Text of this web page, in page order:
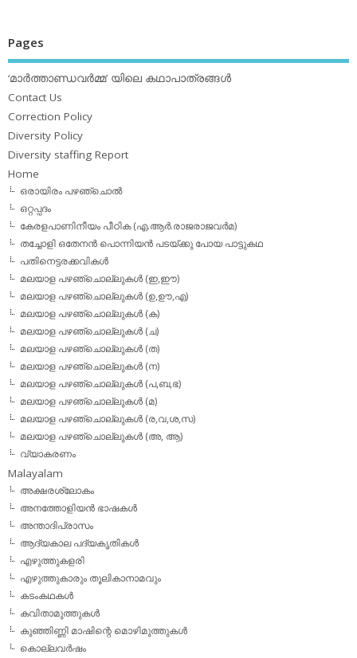
Pages
‘മാര്‍ത്താണ്ഡവര്‍മ്മ’ യിലെ കഥാപാത്രങ്ങള്‍
Contact Us
Correction Policy
Diversity Policy
Diversity staffing Report
Home
ഒരായിരം പഴഞ്ചൊല്‍
ഒറ്റപ്പദം
കേരളപാണിനീയം പീഠിക (എ.ആര്‍.രാജരാജവര്‍മ)
തച്ചോളി ഒതേനൻ പൊന്നിയൻ പടയ്‌ക്കു പോയ പാട്ടുകഥ
പതിനെട്ടരക്കവികള്‍
മലയാള പഴഞ്ചൊല്ലുകള്‍ (ഇ,ഈ)
മലയാള പഴഞ്ചൊല്ലുകള്‍ (ഉ,ഊ,എ)
മലയാള പഴഞ്ചൊല്ലുകള്‍ (ക)
മലയാള പഴഞ്ചൊല്ലുകള്‍ (ച)
മലയാള പഴഞ്ചൊല്ലുകള്‍ (ത)
മലയാള പഴഞ്ചൊല്ലുകള്‍ (ന)
മലയാള പഴഞ്ചൊല്ലുകള്‍ (പ,ബ,ഭ)
മലയാള പഴഞ്ചൊല്ലുകള്‍ (മ)
മലയാള പഴഞ്ചൊല്ലുകള്‍ (ര,വ,ശ,സ)
മലയാള പഴഞ്ചൊല്ലുകൾ (അ, ആ)
വ്യാകരണം
Malayalam
അക്ഷരശ്ലോകം
അനത്തോളിയന്‍ ഭാഷകള്‍
അന്താദിപ്രാസം
ആദ്യകാല പദ്യകൃതികള്‍
എഴുത്തുകളരി
എഴുത്തുകാരും തൂലികാനാമവും
കടംകഥകള്‍
കവിതാമുത്തുകള്‍
കുഞ്ഞിണ്ണി മാഷിന്റെ മൊഴിമുത്തുകള്‍
കൊല്ലവര്‍ഷം